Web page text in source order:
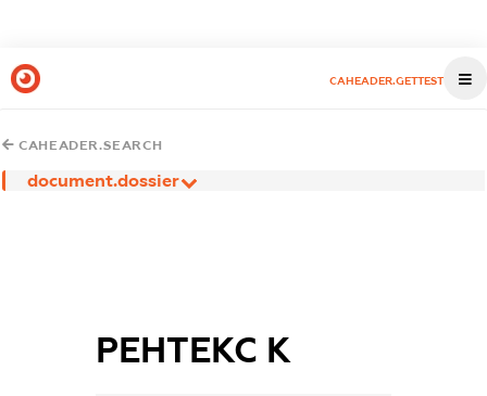
CAHEADER.GETTEST
CAHEADER.SEARCH
document.dossier
РЕНТЕКС К